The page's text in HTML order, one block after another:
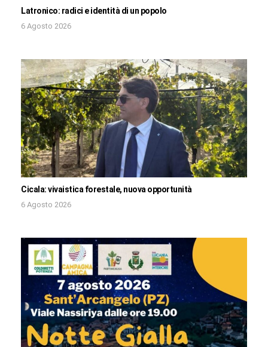
Latronico: radici e identità di un popolo
6 Agosto 2026
Cicala: vivaistica forestale, nuova opportunità
6 Agosto 2026